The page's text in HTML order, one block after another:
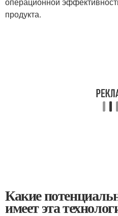
продукта.
Какие
имеет эта